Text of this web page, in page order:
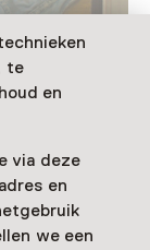
te
en
via deze
en
we een